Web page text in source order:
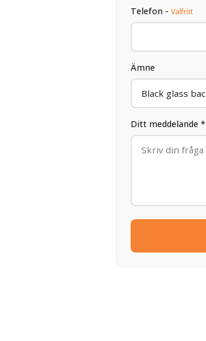
Telefon -Valfritt
Ämne
Ditt meddelande *